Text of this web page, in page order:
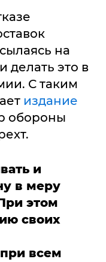
на
делать это в
С таким
издание
обороны
и
в меру
этом
своих
всем